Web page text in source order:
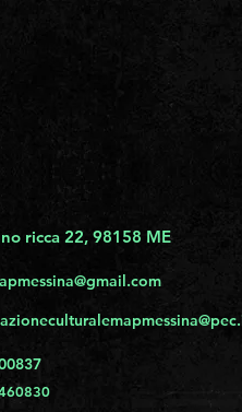
ricca 22, 98158 ME